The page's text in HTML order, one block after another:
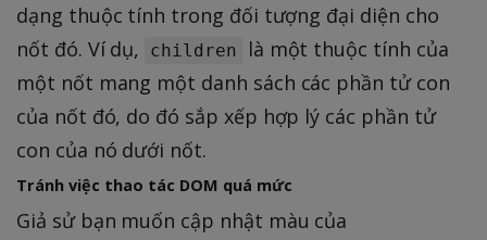
dạng thuộc tính trong đối tượng đại diện cho
nốt đó. Ví dụ,
children
là một thuộc tính của
một nốt mang một danh sách các phần tử con
của nốt đó, do đó sắp xếp hợp lý các phần tử
con của nó dưới nốt.
Tránh việc thao tác DOM quá mức
Giả sử bạn muốn cập nhật màu của